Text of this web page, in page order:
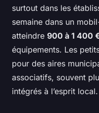
surtout dans les
semaine dans un
atteindre 900 à 1 400
équipements. Les
pour des aires
associatifs, souvent
intégrés à l’esprit local.